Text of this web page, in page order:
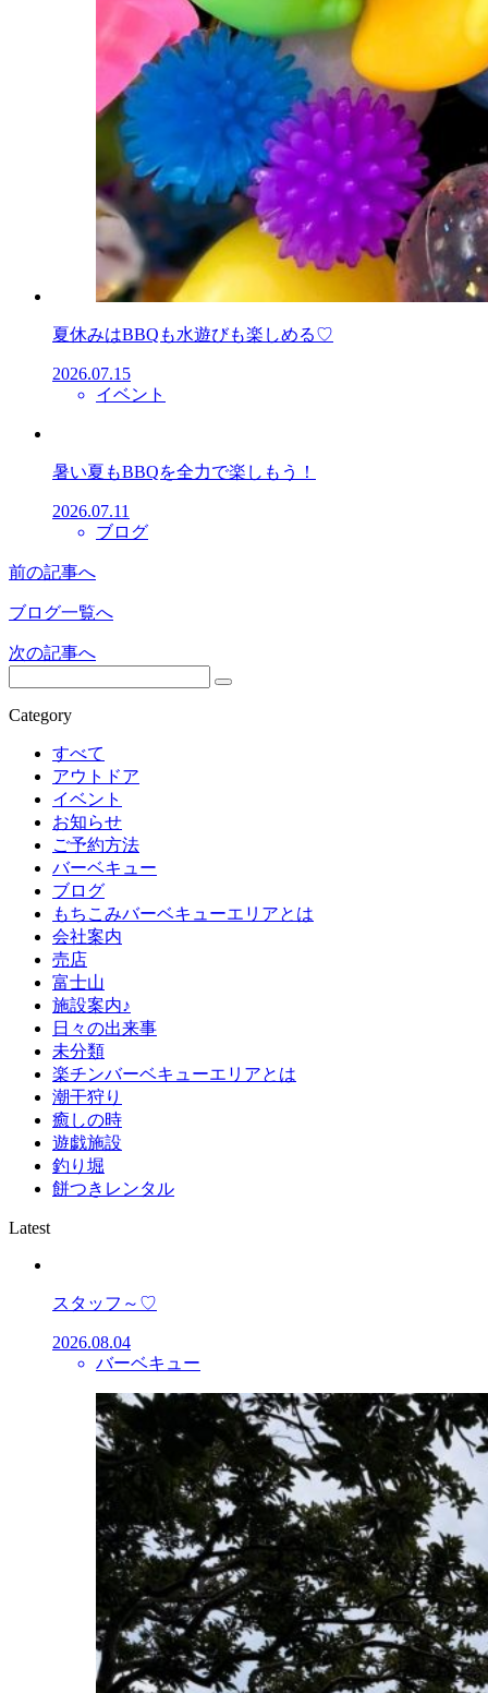
夏休みはBBQも水遊びも楽しめる♡
2026.07.15
イベント
暑い夏もBBQを全力で楽しもう！
2026.07.11
ブログ
前の記事へ
ブログ一覧へ
次の記事へ
Category
すべて
アウトドア
イベント
お知らせ
ご予約方法
バーベキュー
ブログ
もちこみバーベキューエリアとは
会社案内
売店
富士山
施設案内♪
日々の出来事
未分類
楽チンバーベキューエリアとは
潮干狩り
癒しの時
遊戯施設
釣り堀
餅つきレンタル
Latest
スタッフ～♡
2026.08.04
バーベキュー